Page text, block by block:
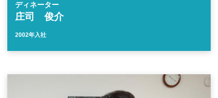
ディネーター
庄司 俊介
2002年入社